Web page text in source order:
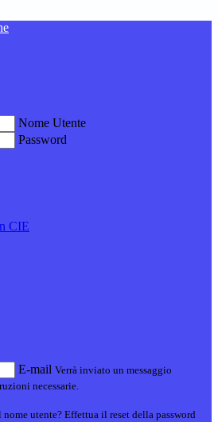
Nome Utente
Password
CIE
E-mail Verrà inviato un messaggio
necessarie.
utente? Effettua il reset della password